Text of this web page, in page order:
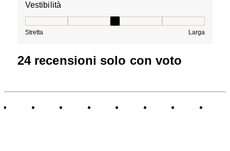
Vestibilità
Stretta Larga
24 recensioni solo con voto